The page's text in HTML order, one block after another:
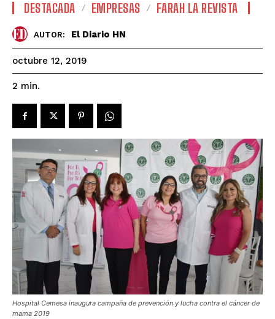
DESTACADA EMPRESAS FARAH LA REVISTA
AUTOR: El Diario HN
octubre 12, 2019
2 min.
Hospital Cemesa inaugura campaña de prevención y lucha contra el cáncer de
mama 2019